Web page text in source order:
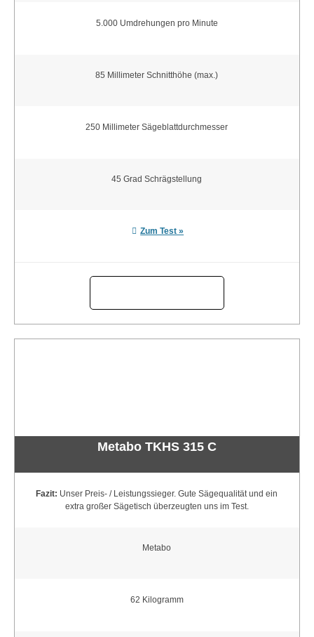
5.000 Umdrehungen pro Minute
85 Millimeter Schnitthöhe (max.)
250 Millimeter Sägeblattdurchmesser
45 Grad Schrägstellung
Zum Test »
Metabo TKHS 315 C
Fazit: Unser Preis- / Leistungssieger. Gute Sägequalität und ein
extra großer Sägetisch überzeugten uns im Test.
Metabo
62 Kilogramm